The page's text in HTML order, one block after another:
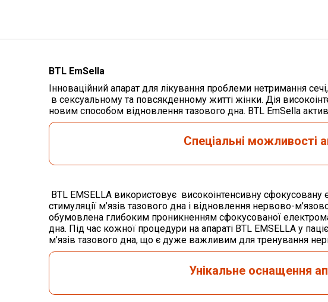
BTL EmSella
Інноваційний апарат для лікування проблеми нетримання
в сексуальному та повсякденному житті жінки. Дія
новим способом відновлення тазового дна. BTL EmSella
Спеціальні можливості
BTL EMSELLA використовує високоінтенсивну сфокусовану
стимуляції м’язів тазового дна і відновлення нервово-
обумовлена ​​глибоким проникненням сфокусованої
дна. Під час кожної процедури на апараті BTL EMSELLA у
м’язів тазового дна, що є дуже важливим для тренування
Унікальне оснащення